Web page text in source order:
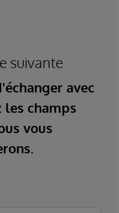
suivante
avec
les champs
vous